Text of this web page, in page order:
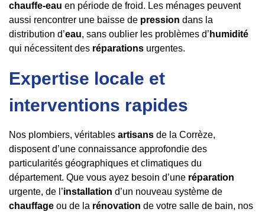
chauffe-eau en période de froid. Les ménages peuvent
aussi rencontrer une baisse de pression dans la
distribution d’eau, sans oublier les problèmes d’ humidité
qui nécessitent des réparations urgentes.
Expertise locale et
interventions rapides
Nos plombiers, véritables artisans de la Corrèze,
disposent d’une connaissance approfondie des
particularités géographiques et climatiques du
département. Que vous ayez besoin d’une réparation
urgente, de l’installation d’un nouveau système de
chauffage ou de la rénovation de votre salle de bain, nos